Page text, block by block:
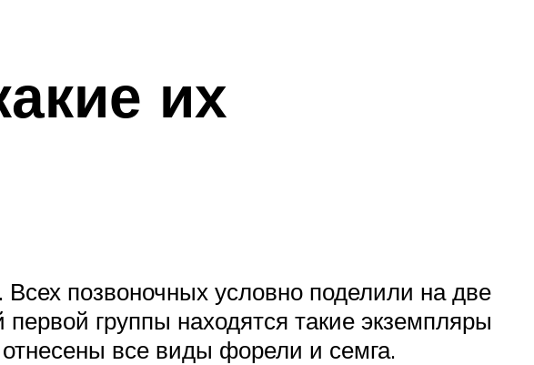
их
позвоночных условно поделили на две
группы находятся такие экземпляры
все виды форели и семга.